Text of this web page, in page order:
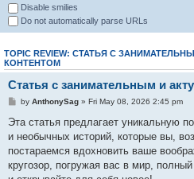
Disable smilies
Do not automatically parse URLs
TOPIC REVIEW: СТАТЬЯ С
КОНТЕНТОМ
Статья с занимательным и
by AnthonySag» Fri May 08, 2026 2:45 pm
Эта статья предлагает уникальную
и необычных историй, которые вы,
постараемся вдохновить ваше
кругозор, погружая вас в мир,